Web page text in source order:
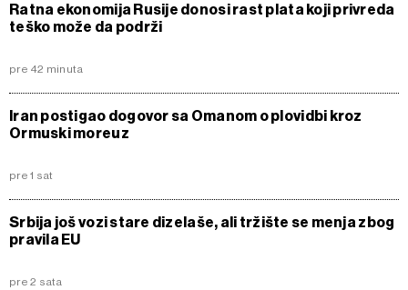
Ratna ekonomija Rusije donosi rast plata koji privreda
teško može da podrži
pre 42 minuta
Iran postigao dogovor sa Omanom o plovidbi kroz
Ormuski moreuz
pre 1 sat
Srbija još vozi stare dizelaše, ali tržište se menja zbog
pravila EU
pre 2 sata